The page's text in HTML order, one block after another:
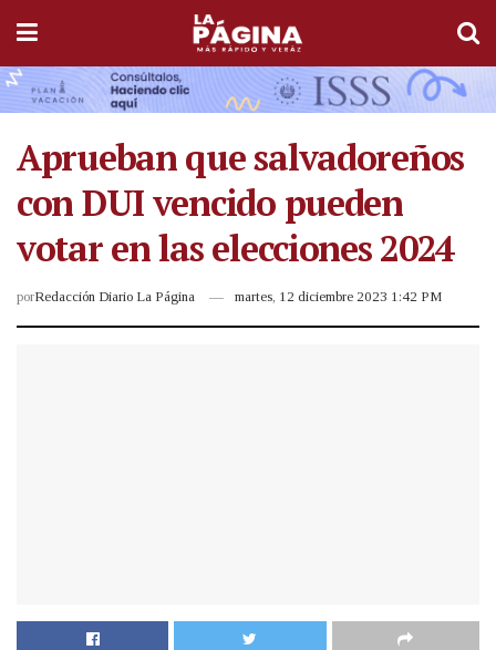
Aprueban que salvadoreños
con DUI vencido pueden
votar en las elecciones 2024
porRedacción Diario La Página martes, 12 diciembre 2023 1:42 PM